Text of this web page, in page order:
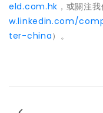
eld.com.hk ，或關注
w.linkedin.com/
ter-china）。